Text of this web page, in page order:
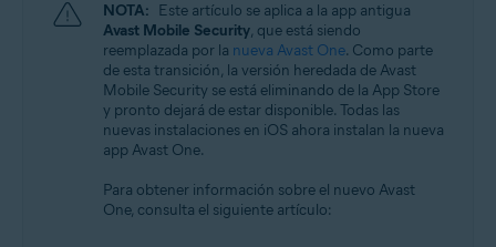
Avast Mobile Security
Avast Mobile Security Premium
Avast Mobile Security Ultimate
Sistemas operativos:
NOTA: Este artículo se aplica a la app antigua
Avast Mobile Security, que está siendo
reemplazada por la nueva Avast One. Como parte
de esta transición, la versión heredada de Avast
Mobile Security se está eliminando de la App Store
y pronto dejará de estar disponible. Todas las
nuevas instalaciones en iOS ahora instalan la nueva
app Avast One.
Para obtener información sobre el nuevo Avast
One, consulta el siguiente artículo: